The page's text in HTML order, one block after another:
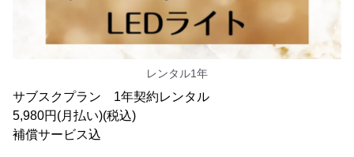
レンタル1年
サブスクプラン 1年契約レンタル
5,980円(月払い)(税込)
補償サービス込